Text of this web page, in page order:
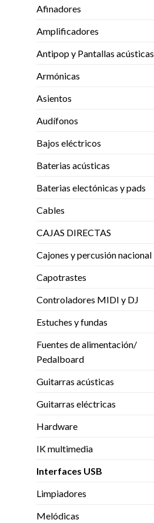
Afinadores
Amplificadores
Antipop y Pantallas acústicas
Armónicas
Asientos
Audífonos
Bajos eléctricos
Baterias acústicas
Baterias electónicas y pads
Cables
CAJAS DIRECTAS
Cajones y percusión nacional
Capotrastes
Controladores MIDI y DJ
Estuches y fundas
Fuentes de alimentación/
Pedalboard
Guitarras acústicas
Guitarras eléctricas
Hardware
IK multimedia
Interfaces USB
Limpiadores
Melódicas